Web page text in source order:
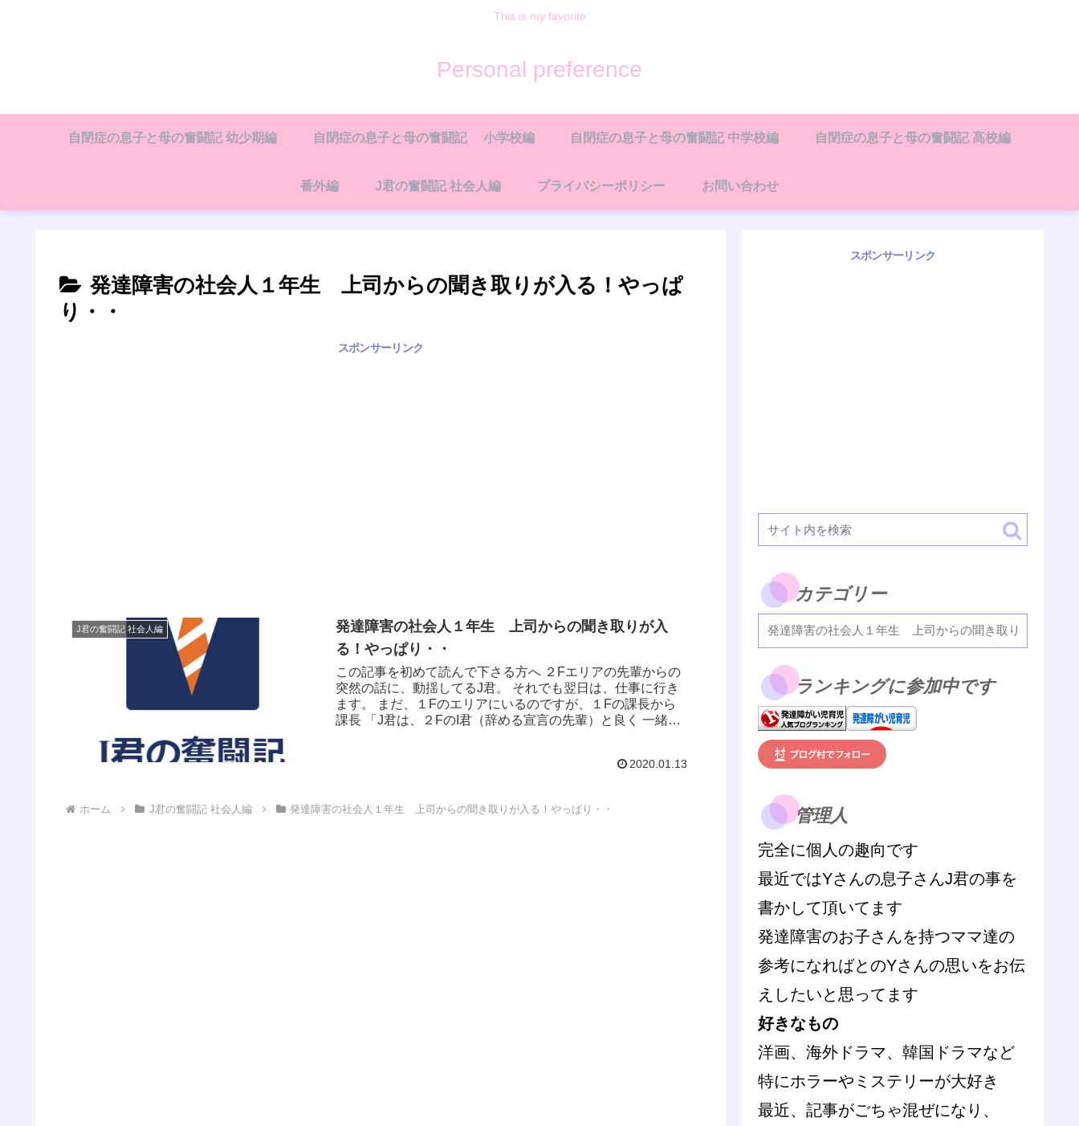
This is my favorite
Personal preference
自閉症の息子と母の奮闘記 幼少期編 自閉症の息子と母の奮闘記 小学校編 自閉症の息子と母の奮闘記 中学校編 自閉症の息子と母の奮闘記 高校編
番外編 J君の奮闘記 社会人編 プライバシーポリシー お問い合わせ
発達障害の社会人１年生 上司からの聞き取りが入る！やっぱ
り・・
スポンサーリンク
J君の奮闘記 社会人編
発達障害の社会人１年生 上司からの聞き取りが入
る！やっぱり・・
この記事を初めて読んで下さる方へ ２Fエリアの先輩からの
突然の話に、動揺してるJ君。 それでも翌日は、仕事に行き
ます。 まだ、１Fのエリアにいるのですが、１Fの課長から
課長 「J君は、２FのI君（辞める宣言の先輩）と良く 一緒に
2020.01.13
ホーム J君の奮闘記 社会人編 発達障害の社会人１年生 上司からの聞き取りが入る！やっぱり・・
スポンサーリンク
カテゴリー
ランキングに参加中です
管理人
完全に個人の趣向です
最近ではYさんの息子さんJ君の事を
書かして頂いてます
発達障害のお子さんを持つママ達の
参考になればとのYさんの思いをお伝
えしたいと思ってます
好きなもの
洋画、海外ドラマ、韓国ドラマなど
特にホラーやミステリーが大好き
最近、記事がごちゃ混ぜになり、